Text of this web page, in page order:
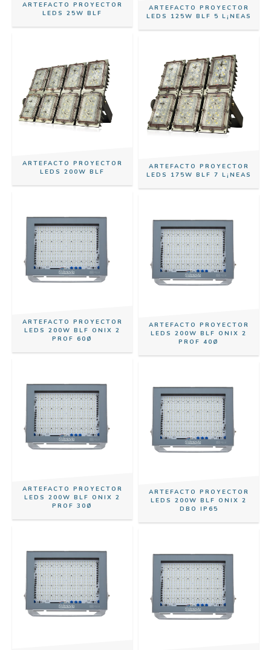
ARTEFACTO PROYECTOR
LEDS 25W BLF
ARTEFACTO PROYECTOR
LEDS 125W BLF 5 L¡NEAS
ARTEFACTO PROYECTOR
LEDS 200W BLF
ARTEFACTO PROYECTOR
LEDS 175W BLF 7 L¡NEAS
ARTEFACTO PROYECTOR
LEDS 200W BLF ONIX 2
PROF 60Ø
ARTEFACTO PROYECTOR
LEDS 200W BLF ONIX 2
PROF 40Ø
ARTEFACTO PROYECTOR
LEDS 200W BLF ONIX 2
PROF 30Ø
ARTEFACTO PROYECTOR
LEDS 200W BLF ONIX 2
DBO IP65